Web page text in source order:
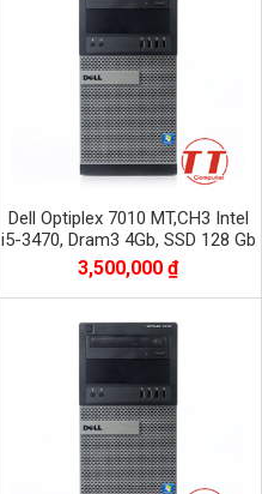
Dell Optiplex 7010 MT,CH3 Intel
i5-3470, Dram3 4Gb, SSD 128 Gb
H61
3,500,000 ₫